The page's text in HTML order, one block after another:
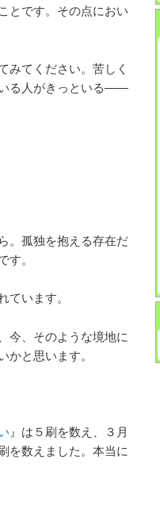
とです。その点におい
みてください。苦しく
る人がきっといる――
。孤独を抱える存在だ
。
います。
今、そのような境地に
と思います。
』は５刷を数え、３月
を数えました。本当に